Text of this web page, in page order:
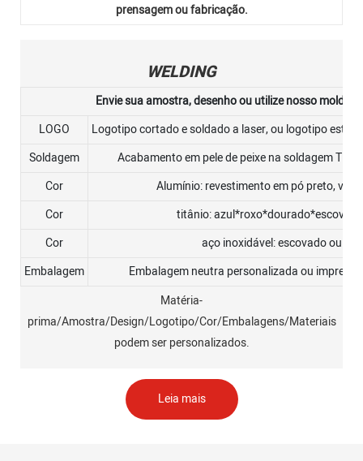
prensagem ou fabricação.
WELDING
Envie sua amostra, desenho ou utilize nosso molde
LOGO
Logotipo cortado e soldado a laser, ou logotipo
Soldagem
Acabamento em pele de peixe na soldagem TIG
Cor
Alumínio: revestimento em pó preto,
Cor
titânio:
Cor
aço inoxidável: escovado ou
Embalagem
Embalagem neutra personalizada ou
Matéria-
prima/Amostra/Design/Logotipo/Cor/Embalagens/Materiais
podem ser personalizados.
Leia mais